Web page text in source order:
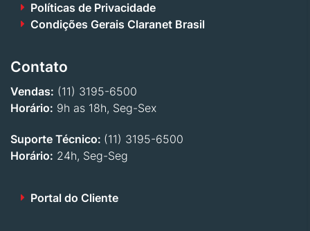
Políticas de Privacidade
Condições Gerais Claranet Brasil
Contato
Vendas: (11) 3195-6500
Horário: 9h as 18h, Seg-Sex
Suporte Técnico: (11) 3195-6500
Horário: 24h, Seg-Seg
Portal do Cliente